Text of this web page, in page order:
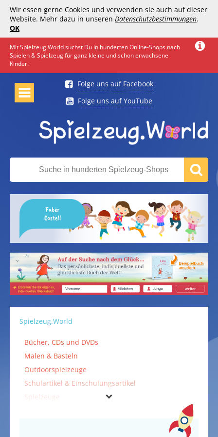
Wir essen gerne Cookies und verwenden sie auch auf dieser
Website. Mehr dazu in unseren Datenschutzbestimmungen.
OK
Mit Spielzeug.World suchst Du in hunderten Online-Shops nach
Spielen & Spielzeug für ganz kleine und schon erwachsene
Kinder.
Folge uns auf Facebook
Folge uns auf YouTube
Faber
Castell
Spielzeug.World
Bücher, CDs und DVDs
Malen & Basteln
Outdoorspielzeuge
Schulartikel & Einschulungsartikel
Spielzeuge